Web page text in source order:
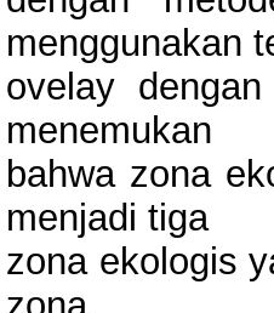
menggunakan
ovelay
menemukan
bahwa zona
menjadi tiga
zona ekologis